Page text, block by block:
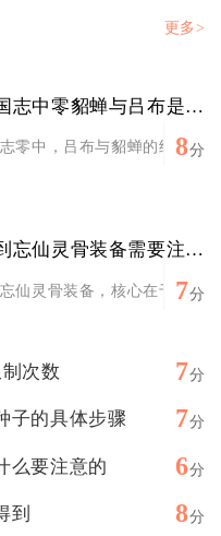
更多>
少年三国志中零貂蝉与吕布是如何结缘的
零中，吕布与貂蝉的结缘核
8分
想要得到忘仙灵骨装备需要注意什么
仙灵骨装备，核心在于选对
7分
次数 7分
子的具体步骤 7分
么要注意的 6分
到 8分